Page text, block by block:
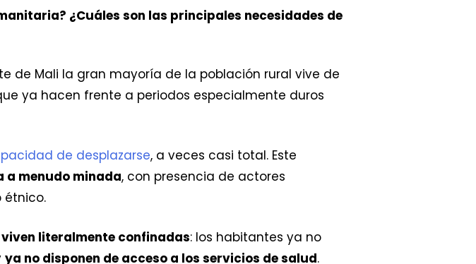
¿Cuáles son las principales necesidades de
de Mali la gran mayoría de la población rural vive de
ya hacen frente a periodos especialmente duros
de desplazarse, a veces casi total. Este
a menudo minada, con presencia de actores
étnico.
viven literalmente confinadas: los habitantes ya no
ya no disponen de acceso a los servicios de salud.